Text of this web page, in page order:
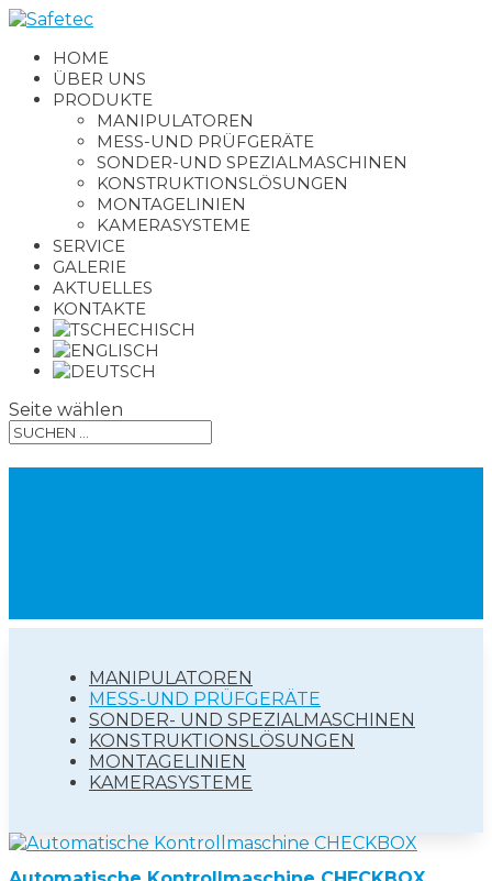
HOME
ÜBER UNS
PRODUKTE
MANIPULATOREN
MESS-UND PRÜFGERÄTE
SONDER-UND SPEZIALMASCHINEN
KONSTRUKTIONSLÖSUNGEN
MONTAGELINIEN
KAMERASYSTEME
SERVICE
GALERIE
AKTUELLES
KONTAKTE
Seite wählen
MANIPULATOREN
MESS-UND PRÜFGERÄTE
SONDER- UND SPEZIALMASCHINEN
KONSTRUKTIONSLÖSUNGEN
MONTAGELINIEN
KAMERASYSTEME